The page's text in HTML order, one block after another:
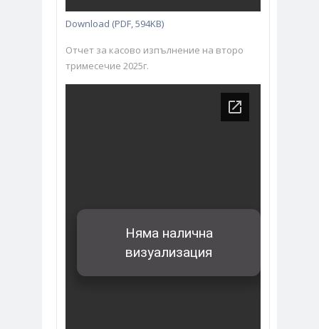
Download (PDF, 594KB)
Отчет за касово изпълнение на второ
тримесечие 2025г.